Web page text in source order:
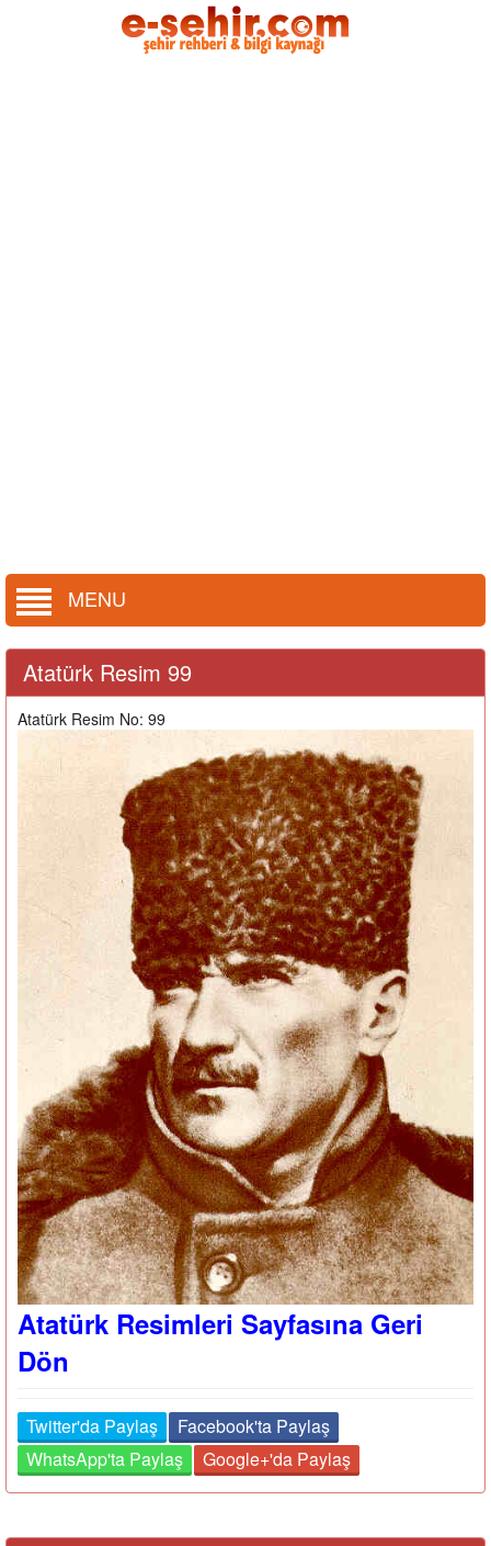
MENU
Atatürk Resim 99
Atatürk Resim No: 99
Atatürk Resimleri Sayfasına Geri
Dön
Twitter'da Paylaş
Facebook'ta Paylaş
WhatsApp'ta Paylaş
Google+'da Paylaş